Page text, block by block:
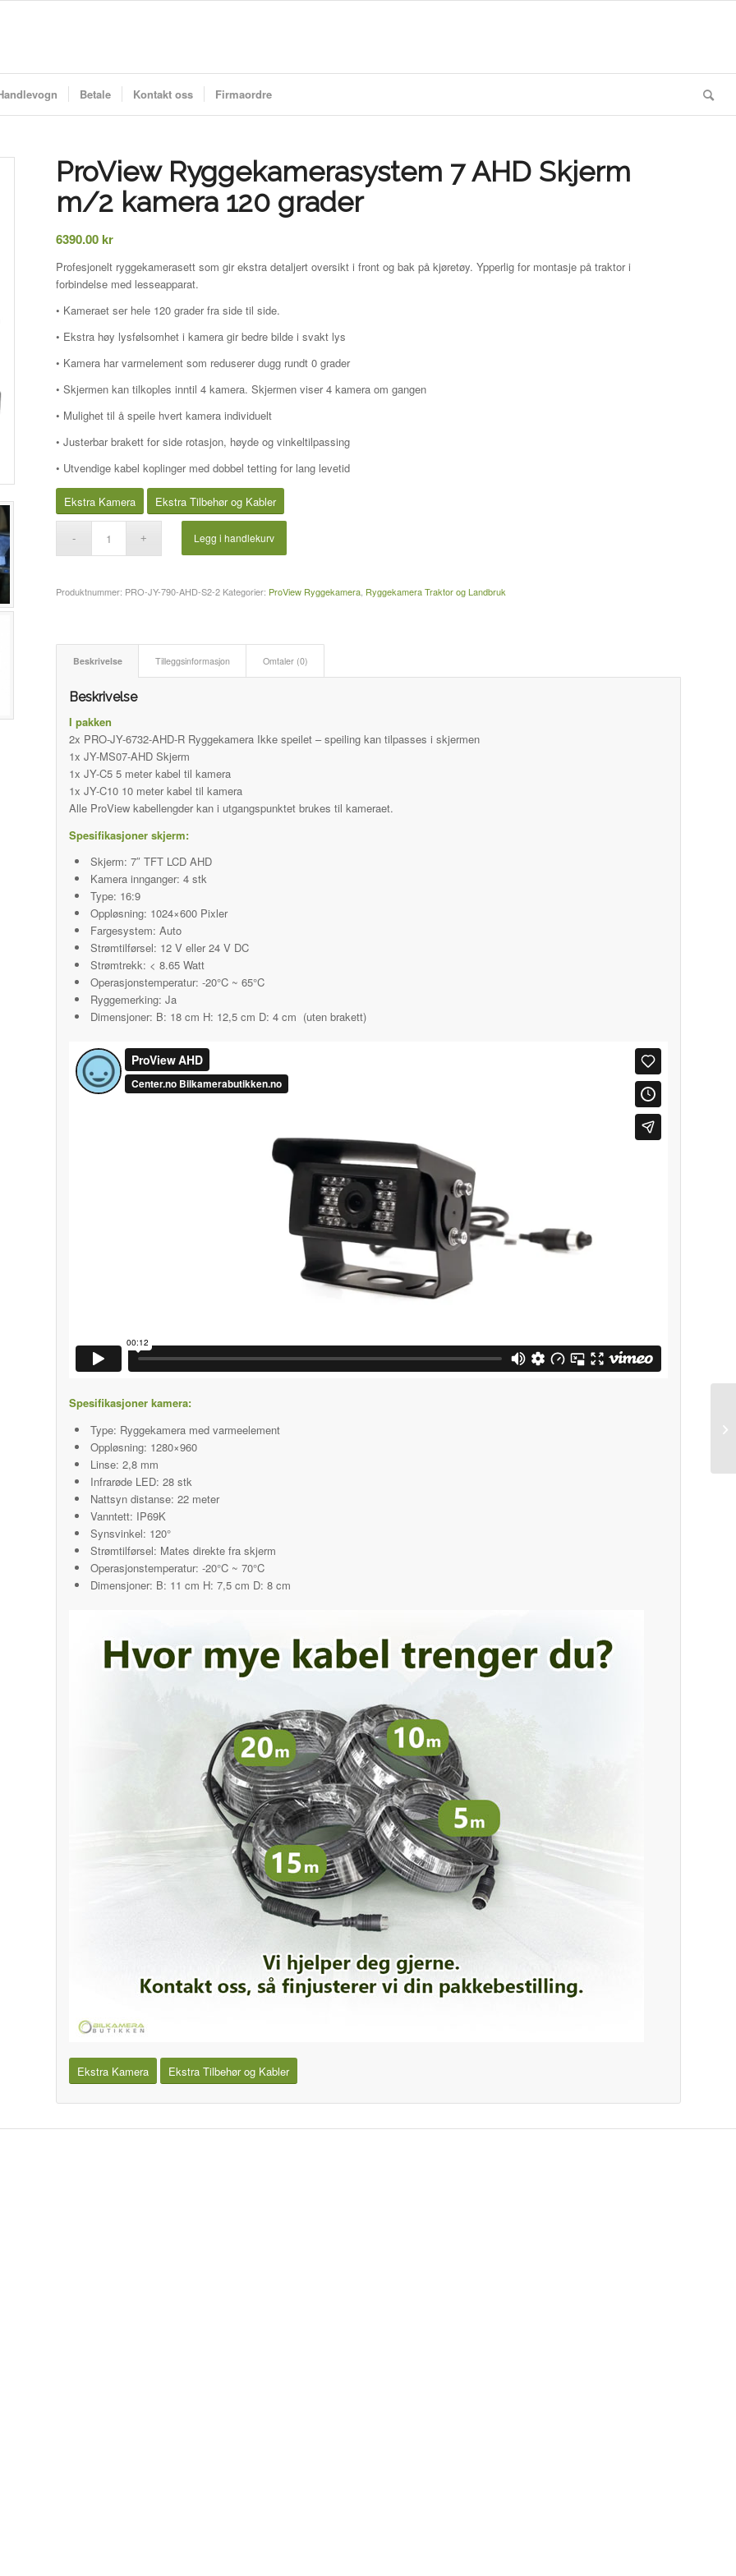
Betale Kontakt oss Firmaordre
ProView Ryggekamerasystem 7 AHD Skjerm
m/2 kamera 120 grader
6390.00kr
Profesjonelt ryggekamerasett som gir ekstra detaljert oversikt i front og bak på kjøretøy. Ypperlig for montasje på traktor i
forbindelse med lesseapparat.
• Kameraet ser hele 120 grader fra side til side.
• Ekstra høy lysfølsomhet i kamera gir bedre bilde i svakt lys
• Kamera har varmelement som reduserer dugg rundt 0 grader
• Skjermen kan tilkoples inntil 4 kamera. Skjermen viser 4 kamera om gangen
• Mulighet til å speile hvert kamera individuelt
• Justerbar brakett for side rotasjon, høyde og vinkeltilpassing
• Utvendige kabel koplinger med dobbel tetting for lang levetid
Ekstra Kamera Ekstra Tilbehør og Kabler
Legg i handlekurv
Produktnummer: PRO-JY-790-AHD-S2-2 Kategorier: ProView Ryggekamera, Ryggekamera Traktor og Landbruk
Beskrivelse Tilleggsinformasjon Omtaler (0)
Beskrivelse
I pakken
2x PRO-JY-6732-AHD-R Ryggekamera Ikke speilet – speiling kan tilpasses i skjermen
1x JY-MS07-AHD Skjerm
1x JY-C5 5 meter kabel til kamera
1x JY-C10 10 meter kabel til kamera
Alle ProView kabellengder kan i utgangspunktet brukes til kameraet.
Spesifikasjoner skjerm:
Skjerm: 7″ TFT LCD AHD
Kamera innganger: 4 stk
Type: 16:9
Oppløsning: 1024×600 Pixler
Fargesystem: Auto
Strømtilførsel: 12 V eller 24 V DC
Strømtrekk: < 8.65 Watt
Operasjonstemperatur: -20°C ~ 65°C
Ryggemerking: Ja
Dimensjoner: B: 18 cm H: 12,5 cm D: 4 cm (uten brakett)
Spesifikasjoner kamera:
Type: Ryggekamera med varmeelement
Oppløsning: 1280×960
Linse: 2,8 mm
Infrarøde LED: 28 stk
Nattsyn distanse: 22 meter
Vanntett: IP69K
Synsvinkel: 120°
Strømtilførsel: Mates direkte fra skjerm
Operasjonstemperatur: -20°C ~ 70°C
Dimensjoner: B: 11 cm H: 7,5 cm D: 8 cm
Ekstra Kamera Ekstra Tilbehør og Kabler